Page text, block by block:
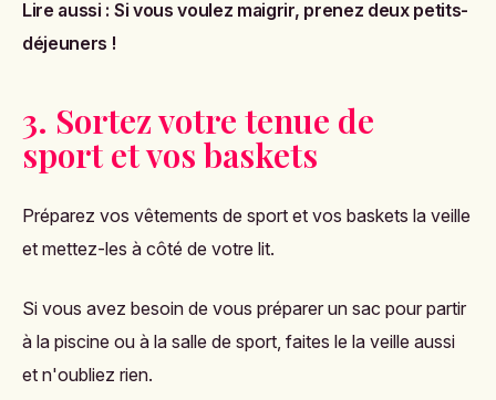
Lire aussi : Si vous voulez maigrir, prenez deux petits-
déjeuners !
3. Sortez votre tenue de
sport et vos baskets
Préparez vos vêtements de sport et vos baskets la veille
et mettez-les à côté de votre lit.
Si vous avez besoin de vous préparer un sac pour partir
à la piscine ou à la salle de sport, faites le la veille aussi
et n'oubliez rien.